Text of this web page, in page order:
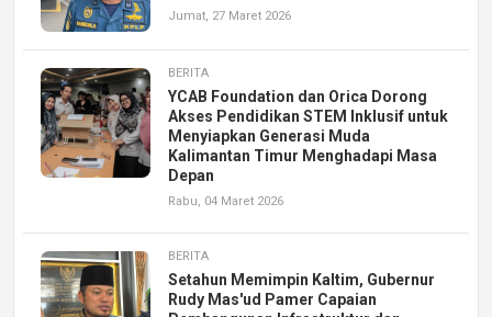
Jumat, 27 Maret 2026
BERITA
YCAB Foundation dan Orica Dorong
Akses Pendidikan STEM Inklusif untuk
Menyiapkan Generasi Muda
Kalimantan Timur Menghadapi Masa
Depan
Rabu, 04 Maret 2026
BERITA
Setahun Memimpin Kaltim, Gubernur
Rudy Mas'ud Pamer Capaian